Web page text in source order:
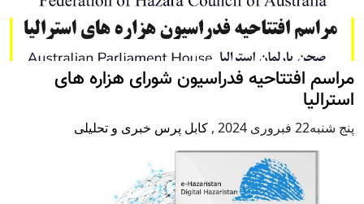
مراسم افتتاحیه فدراسیون شورای هزاره های
استرالیا
پنج شنبه22 فبروری 2024 , کابل پرس خبری و تحلیلی